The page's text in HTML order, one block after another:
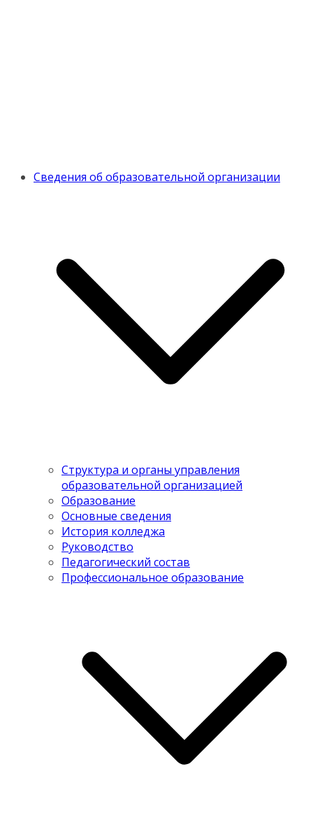
Сведения об образовательной организации
Структура и органы управления
образовательной организацией
Образование
Основные сведения
История колледжа
Руководство
Педагогический состав
Профессиональное образование